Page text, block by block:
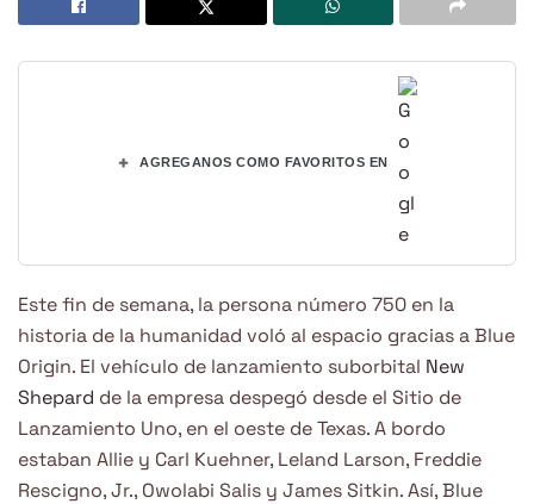
+ AGREGANOS COMO FAVORITOS EN
Este fin de semana, la persona número 750 en la
historia de la humanidad voló al espacio gracias a Blue
Origin. El vehículo de lanzamiento suborbital New
Shepard de la empresa despegó desde el Sitio de
Lanzamiento Uno, en el oeste de Texas. A bordo
estaban Allie y Carl Kuehner, Leland Larson, Freddie
Rescigno, Jr., Owolabi Salis y James Sitkin. Así, Blue